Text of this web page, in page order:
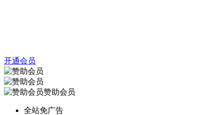
开通会员
赞助会员
全站免广告